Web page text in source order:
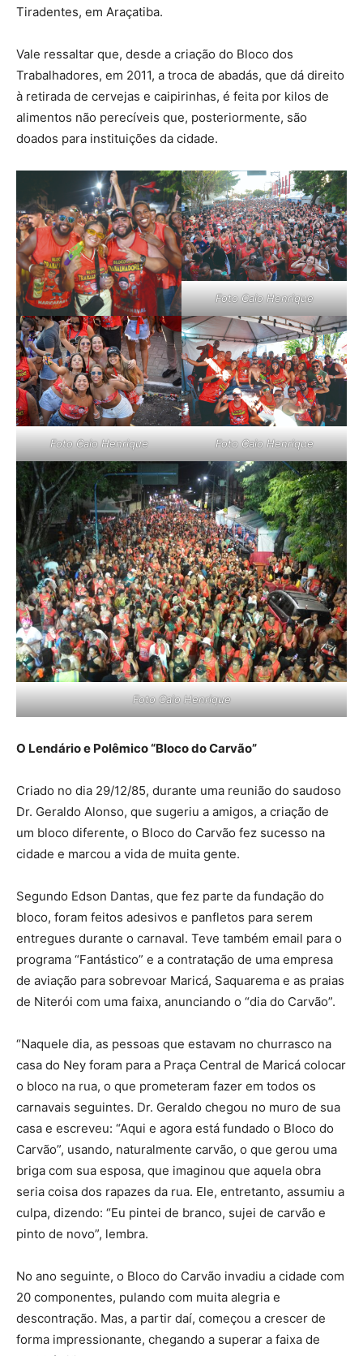
Tiradentes, em Araçatiba.
Vale ressaltar que, desde a criação do Bloco dos
Trabalhadores, em 2011, a troca de abadás, que dá direito
à retirada de cervejas e caipirinhas, é feita por kilos de
alimentos não perecíveis que, posteriormente, são
doados para instituições da cidade.
Foto Caio Henrique
Foto Caio Henrique Foto Caio Henrique
Foto Caio Henrique
O Lendário e Polêmico “Bloco do Carvão”
Criado no dia 29/12/85, durante uma reunião do saudoso
Dr. Geraldo Alonso, que sugeriu a amigos, a criação de
um bloco diferente, o Bloco do Carvão fez sucesso na
cidade e marcou a vida de muita gente.
Segundo Edson Dantas, que fez parte da fundação do
bloco, foram feitos adesivos e panfletos para serem
entregues durante o carnaval. Teve também email para o
programa “Fantástico” e a contratação de uma empresa
de aviação para sobrevoar Maricá, Saquarema e as praias
de Niterói com uma faixa, anunciando o “dia do Carvão”.
“Naquele dia, as pessoas que estavam no churrasco na
casa do Ney foram para a Praça Central de Maricá colocar
o bloco na rua, o que prometeram fazer em todos os
carnavais seguintes. Dr. Geraldo chegou no muro de sua
casa e escreveu: “Aqui e agora está fundado o Bloco do
Carvão”, usando, naturalmente carvão, o que gerou uma
briga com sua esposa, que imaginou que aquela obra
seria coisa dos rapazes da rua. Ele, entretanto, assumiu a
culpa, dizendo: “Eu pintei de branco, sujei de carvão e
pinto de novo”, lembra.
No ano seguinte, o Bloco do Carvão invadiu a cidade com
20 componentes, pulando com muita alegria e
descontração. Mas, a partir daí, começou a crescer de
forma impressionante, chegando a superar a faixa de